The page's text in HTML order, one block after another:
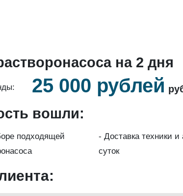
на 2 дня
25 000 рублей
вошли:
подходящей
- Доставка техники
суток